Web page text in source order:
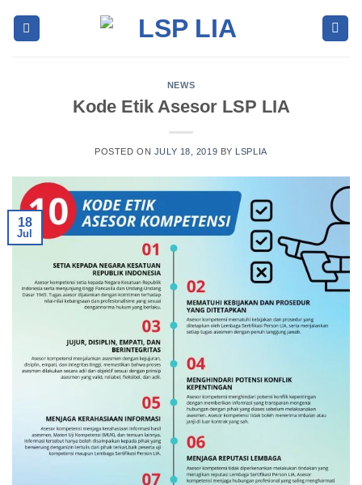
NEWS
Kode Etik Asesor LSP LIA
POSTED ON JULY 18, 2019 BY LSPLIA
18
Jul